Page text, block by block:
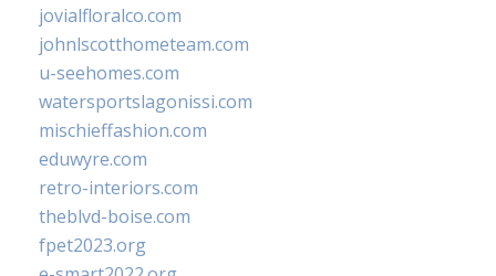
jovialfloralco.com
johnlscotthometeam.com
u-seehomes.com
watersportslagonissi.com
mischieffashion.com
eduwyre.com
retro-interiors.com
theblvd-boise.com
fpet2023.org